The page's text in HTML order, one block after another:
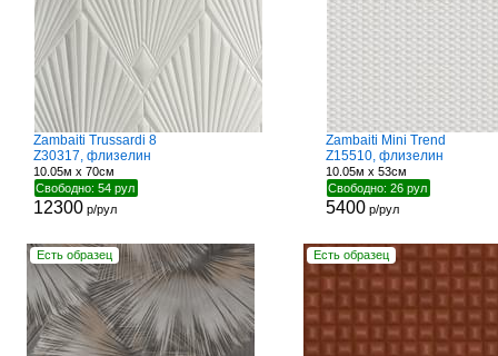
Zambaiti Trussardi 8
Z30317, флизелин
10.05м x 70см
Свободно: 54 рул
12300 р/рул
Zambaiti Mini Trend
Z15510, флизелин
10.05м x 53см
Свободно: 26 рул
5400 р/рул
Есть образец Есть образец